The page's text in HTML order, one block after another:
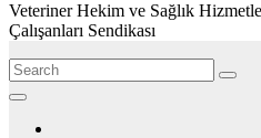
Veteriner Hekim ve Sağlık
Çalışanları Sendikası